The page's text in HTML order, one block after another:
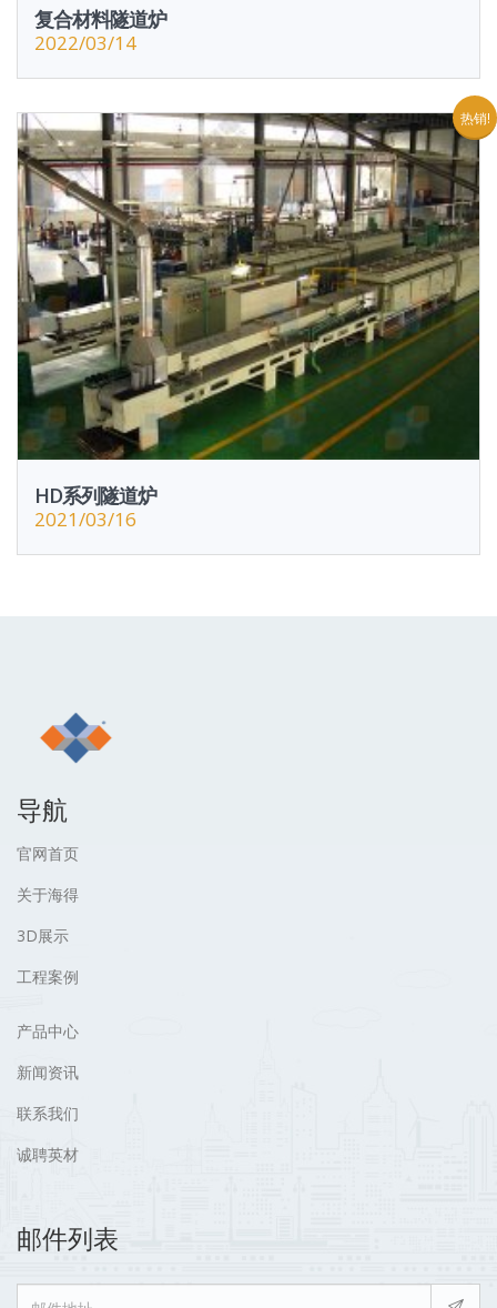
复合材料隧道炉
2022/03/14
热销!
HD系列隧道炉
2021/03/16
导航
官网首页
关于海得
3D展示
工程案例
产品中心
新闻资讯
联系我们
诚聘英材
邮件列表